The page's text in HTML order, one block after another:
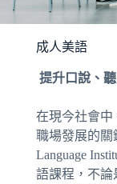
成人美語
提升口說、
在現今社會中
職場發展的關
Language
語課程，不論